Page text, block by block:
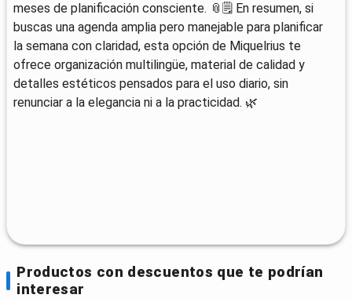
meses de planificación consciente. 📎🗒️ En resumen, si
buscas una agenda amplia pero manejable para planificar
la semana con claridad, esta opción de Miquelrius te
ofrece organización multilingüe, material de calidad y
detalles estéticos pensados para el uso diario, sin
renunciar a la elegancia ni a la practicidad. 🌿
Productos con descuentos que te podrían
interesar